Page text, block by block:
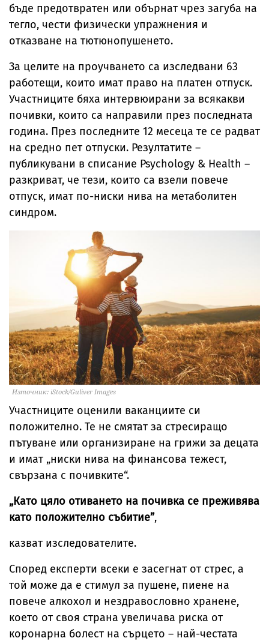
бъде предотвратен или обърнат чрез загуба на
тегло, чести физически упражнения и
отказване на тютюнопушенето.
За целите на проучването са изследвани 63
работещи, които имат право на платен отпуск.
Участниците бяха интервюирани за всякакви
почивки, които са направили през последната
година. През последните 12 месеца те се радват
на средно пет отпуски. Резултатите –
публикувани в списание Psychology & Health –
разкриват, че тези, които са взели повече
отпуск, имат по-ниски нива на метаболитен
синдром.
Източник: iStock/Guliver Images
Участниците оценили ваканциите си
положително. Те не смятат за стресиращо
пътуване или организиране на грижи за децата
и имат „ниски нива на финансова тежест,
свързана с почивките“.
„Като цяло отиването на почивка се преживява
като положително събитие”,
казват изследователите.
Според експерти всеки е засегнат от стрес, а
той може да е стимул за пушене, пиене на
повече алкохол и нездравословно хранене,
което от своя страна увеличава риска от
коронарна болест на сърцето – най-честата